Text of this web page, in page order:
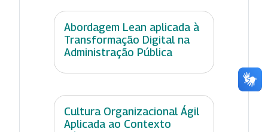
Abordagem Lean aplicada à
Transformação Digital na
Administração Pública
Cultura Organizacional Ágil
Aplicada ao Contexto